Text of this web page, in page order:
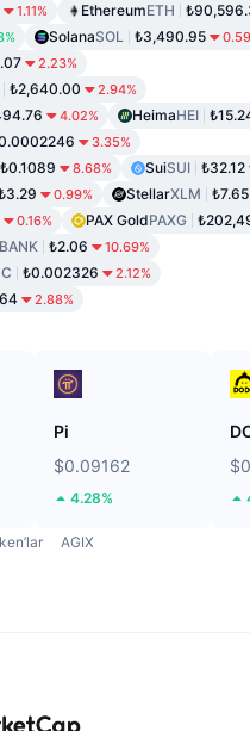
1.11% EthereumETH
SolanaSOL ₺3,490.95
2.23%
₺2,640.00 2.94%
4.02% HeimaHEI
3.35%
₺0.1089 8.68% SuiSUI ₺32.12
0.99% StellarXLM ₺7.65
0.16% PAX GoldPAXG
BANK ₺2.06 10.69%
₺0.002326 2.12%
2.88%
Pi
$0.09162
4.28%
AGIX